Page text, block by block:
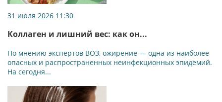
31 июля 2026 11:30
Коллаген и лишний вес: как он...
По мнению экспертов ВОЗ, ожирение — одна из наиболее
опасных и распространенных неинфекционных эпидемий.
На сегодня...